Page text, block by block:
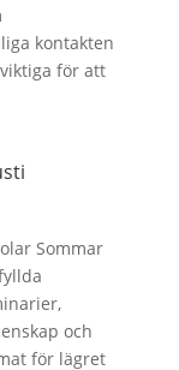
kontakten
för att
Sommar
och
för lägret